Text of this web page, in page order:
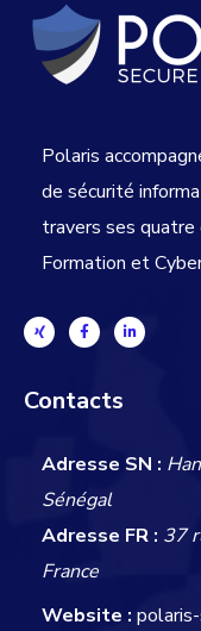
Polaris
de sécurité
travers ses quatre
Formation et
Contacts
Adresse SN :
Sénégal
Adresse FR : 37
France
Website :